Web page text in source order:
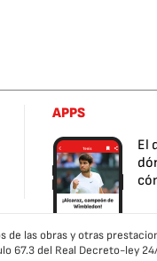
APPS
El
de las obras y otras
67.3 del Real Decreto-ley